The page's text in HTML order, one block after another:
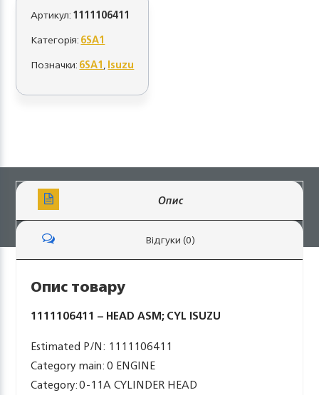
Артикул:1111106411
Категорія:6SA1
Позначки:6SA1,Isuzu
Опис
Відгуки (0)
Опис товару
1111106411 – HEAD ASM; CYL ISUZU
Estimated P/N: 1111106411
Category main: 0 ENGINE
Category: 0-11A CYLINDER HEAD